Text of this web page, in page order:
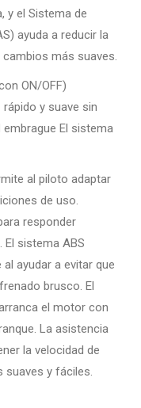
y el Sistema de
ayuda a reducir la
más suaves.
ON/OFF)
y suave sin
El sistema
al piloto adaptar
de uso.
responder
sistema ABS
ayudar a evitar que
brusco. El
el motor con
La asistencia
la velocidad de
suaves y fáciles.